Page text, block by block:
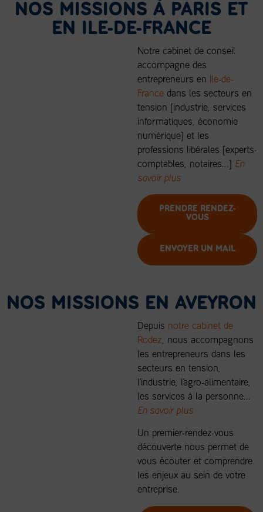
NOS MISSIONS À PARIS ET
EN ILE-DE-FRANCE
Notre cabinet de conseil
accompagne des
entrepreneurs en
Ile-de-
France dans les secteurs en
tension [industrie, services
informatiques, économie
numérique] et les
professions libérales [experts-
comptables, notaires…] En
savoir plus
PRENDRE RENDEZ-
VOUS
ENVOYER UN MAIL
NOS MISSIONS EN AVEYRON
Depuis notre cabinet de
Rodez, nous accompagnons
les entrepreneurs dans les
secteurs en tension,
l’industrie, l’agro-alimentaire,
les services à la personne…
En savoir plus
Un premier-rendez-vous
découverte nous permet de
vous écouter et comprendre
les enjeux au sein de votre
entreprise.